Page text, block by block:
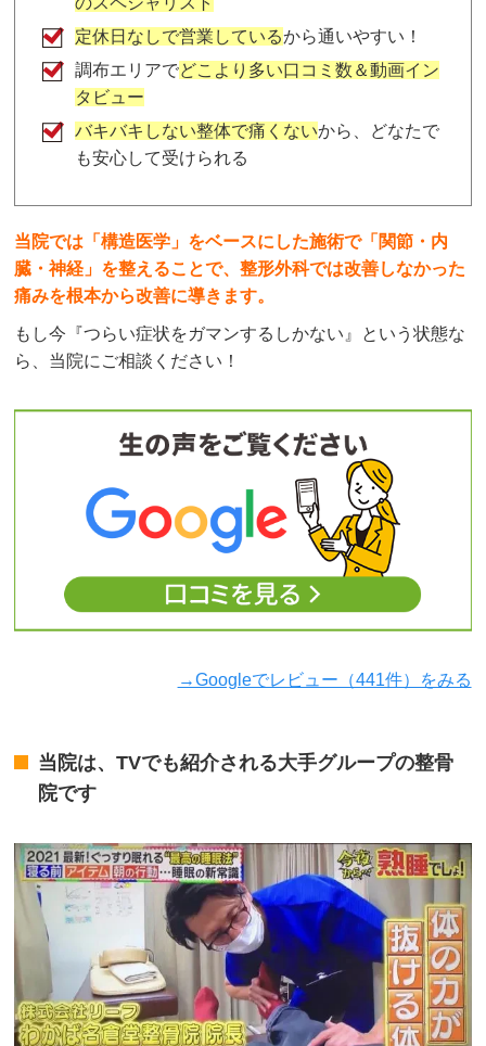
定休日なしで営業しているから通いやすい！
調布エリアでどこより多い口コミ数＆動画イン
タビュー
バキバキしない整体で痛くないから、どなたで
も安心して受けられる
当院では「構造医学」をベースにした施術で「関節・内
臓・神経」を整えることで、整形外科では改善しなかった
痛みを根本から改善に導きます。
もし今『つらい症状をガマンするしかない』という状態な
ら、当院にご相談ください！
→Googleでレビュー（441件）をみる
当院は、TVでも紹介される大手グループの整骨
院です